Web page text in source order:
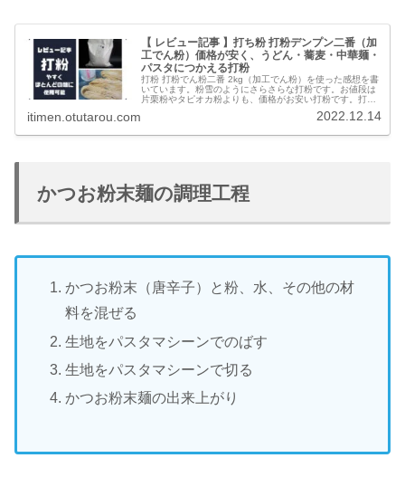
【 レビュー記事 】打ち粉 打粉デンプン二番（加
工でん粉）価格が安く、うどん・蕎麦・中華麺・
パスタにつかえる打粉
打粉 打粉でん粉二番 2kg（加工でん粉）を使った感想を書
いています。粉雪のようにさらさらな打粉です。お値段は
片栗粉やタピオカ粉よりも、価格がお安い打粉です。打粉
とんどの麺に打ち粉できます。そして、麺どおしがくっつ
itimen.otutarou.com 2022.12.14
かつお粉末麺の調理工程
かつお粉末（唐辛子）と粉、水、その他の材
料を混ぜる
生地をパスタマシーンでのばす
生地をパスタマシーンで切る
かつお粉末麺の出来上がり